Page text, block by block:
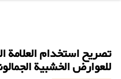
تصريح استخدام العلامة
للعوارض الخشبیة